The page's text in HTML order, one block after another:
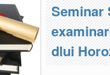
Seminar
dlui